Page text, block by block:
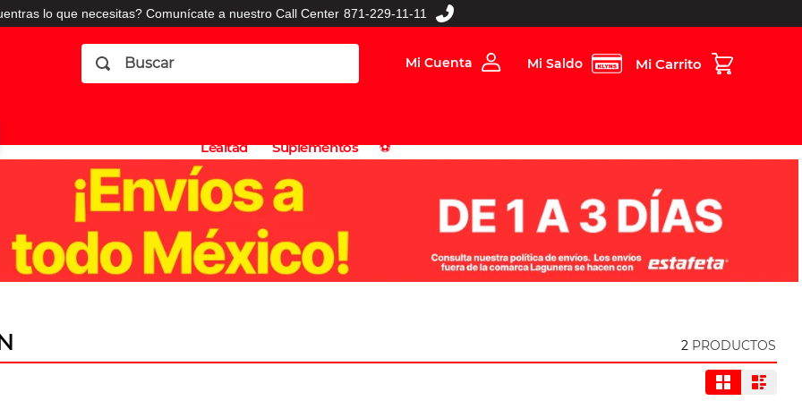
lo que necesitas? Comunícate a nuestro Call Center 871-229-11-11
Buscar
Mi Cuenta Mi Saldo
Lealtad
Suplementos
⚽️
2 PRODUCTOS